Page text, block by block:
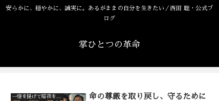
安らかに、穏やかに、誠実に。あるがままの自分を生きたい／西田 聡・公式ブ
ログ
掌ひとつの革命
一燈を提げて暗夜を行く 命の尊厳を取り戻し、守るために